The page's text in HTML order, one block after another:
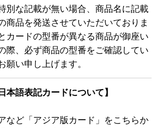
別な記載が無い場合、商品名に記載
商品を発送させていただいておりま
カードの型番が異なる商品が御座い
際、必ず商品の型番をご確認してい
願い申し上げます。
本語表記カードについて】
など「アジア版カード」をこちらか